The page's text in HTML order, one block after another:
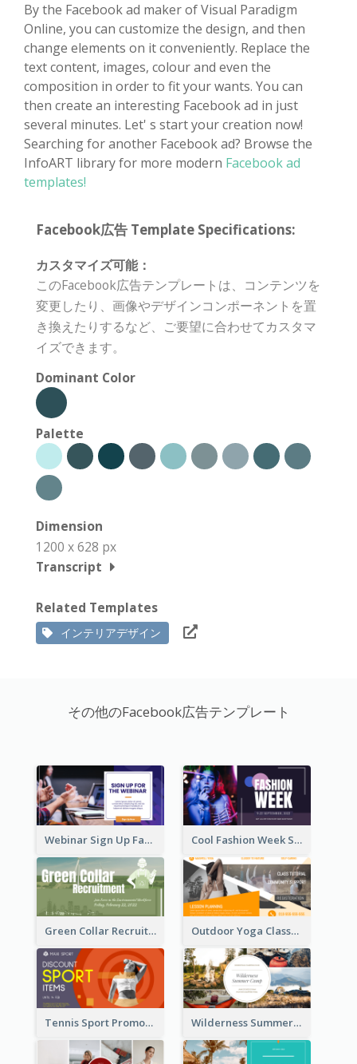
By the Facebook ad maker of Visual Paradigm
Online, you can customize the design, and then
change elements on it conveniently. Replace the
text content, images, colour and even the
composition in order to fit your wants. You can
then create an interesting Facebook ad in just
several minutes. Let' s start your creation now!
Searching for another Facebook ad? Browse the
InfoART library for more modern Facebook ad
templates!
Facebook広告 Template Specifications:
カスタマイズ可能：
このFacebook広告テンプレートは、コンテンツを
変更したり、画像やデザインコンポーネントを置
き換えたりするなど、ご要望に合わせてカスタマ
イズできます。
Dominant Color
Palette
Dimension
1200 x 628 px
Transcript
Related Templates
インテリアデザイン
その他のFacebook広告テンプレート
Webinar Sign Up Facebook Ad Cool Fashion Week Sale Facebook Ad
Green Collar Recruit Facebook Ad Outdoor Yoga Classes Facebook Ad
Tennis Sport Promote Facebook Ad Wilderness Summer Camp Facebook Post